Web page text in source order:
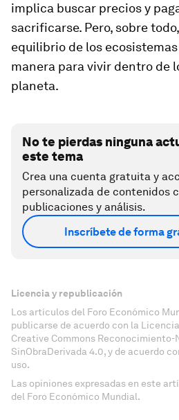
implica buscar precios y
sacrificarse. Pero, sobre
equilibrio de los
manera para vivir dentro de
planeta.
No te pierdas ninguna
este tema
Crea una cuenta gratuita y
personalizada de contenidos
publicaciones y análisis.
Inscríbete de forma
Licencia y republicación
Los artículos del Foro Económico
publicarse de acuerdo con la
Creative Commons Reconocimiento-
SinObraDerivada 4.0, y de acuerdo
uso.
Las opiniones expresadas en este
del Foro Económico Mundial.